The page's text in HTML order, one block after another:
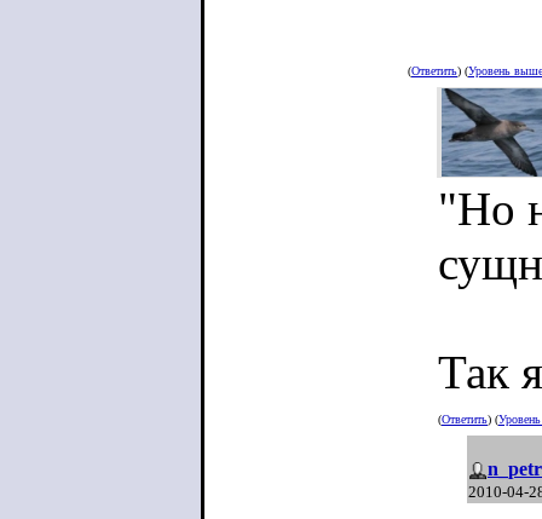
(Ответить) (Уровень выше
"Но
Так
(Ответить) (
2010-04-